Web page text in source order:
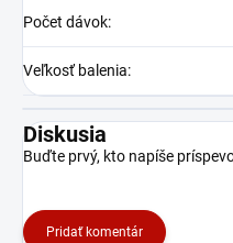
Počet dávok:
Veľkosť balenia:
Diskusia
Buďte prvý, kto napíše
Pridať komentár